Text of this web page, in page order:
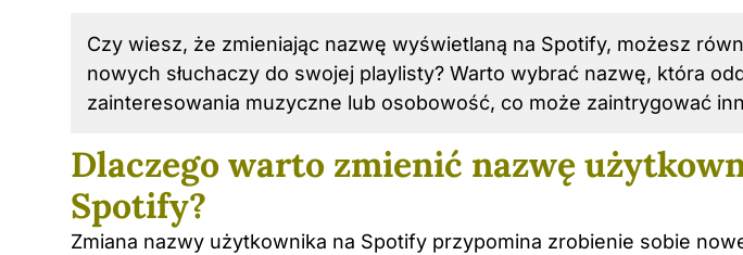
Czy wiesz, że zmieniając nazwę wyświetlaną na Spotify, możesz
nowych słuchaczy do swojej playlisty? Warto wybrać nazwę, która
zainteresowania muzyczne lub osobowość, co może zaintrygować
Dlaczego warto zmienić nazwę
Spotify?
Zmiana nazwy użytkownika na Spotify przypomina zrobienie sobie